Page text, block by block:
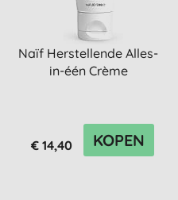
Naïf Herstellende Alles-
in-één Crème
€ 14,40 KOPEN